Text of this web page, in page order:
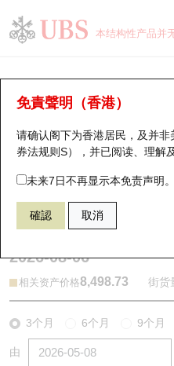
本结构性产品并
免責聲明（香港）
请确认阁下为香港居民，及并
券法规则S），并已阅读、理解
未来7日不再显示本免责声明。
確認 取消
牛熊证分析仪
表现 街货统计 比较
54836 瑞银熊证
2026-08-06
相关资产价格8,498.73 街货
3个月 6个月 9个月
由
瑞银认股证一览
新发行瑞银认股证
即将到期认股证
认股证到期结算价查找
认股证分析仪
街货统计
比较
牛熊全景快搜
牛熊证搜寻
牛熊证街货分布图
正股牛熊证列表
新发行瑞银牛熊证
街货统计
比较
十大升幅/跌幅
十大认股证成交分布
十天股证占大市成交
资金流
街货统计
正股分析仪
二十大活跃股份
恒指成份股
国指成份股
科指成份股
持股比重
显示所有持股比重
每月轮证大市专题
轮证专栏
讲座及教育短片
认股证投资者教育
牛熊证投资者教育